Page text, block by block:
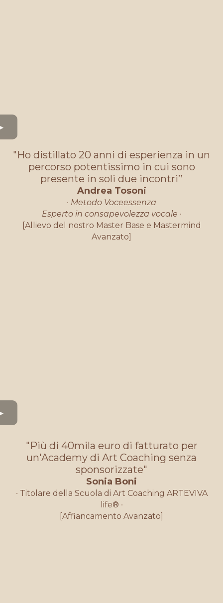
"Ho distillato 20 anni di esperienza in un
percorso potentissimo in cui sono
presente in soli due incontri’’
Andrea Tosoni
· Metodo Voceessenza
Esperto in consapevolezza vocale ·
[Allievo del nostro Master Base e Mastermind
Avanzato]
"Più di 40mila euro di fatturato per
un'Academy di Art Coaching senza
sponsorizzate"
Sonia Boni
· Titolare della Scuola di Art Coaching ARTEVIVA
life® ·
[Affiancamento Avanzato]